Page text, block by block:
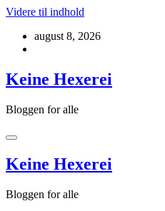
Videre til indhold
august 8, 2026
Keine Hexerei
Bloggen for alle
Keine Hexerei
Bloggen for alle